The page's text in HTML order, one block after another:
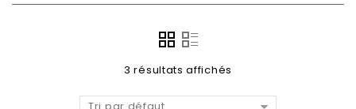
3 résultats affichés